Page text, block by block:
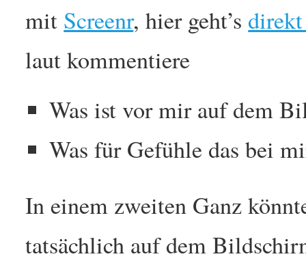
mit Screenr, hier geht’s
laut kommentiere
Was ist vor mir auf dem
Was für Gefühle das bei
In einem zweiten Ganz
tatsächlich auf dem